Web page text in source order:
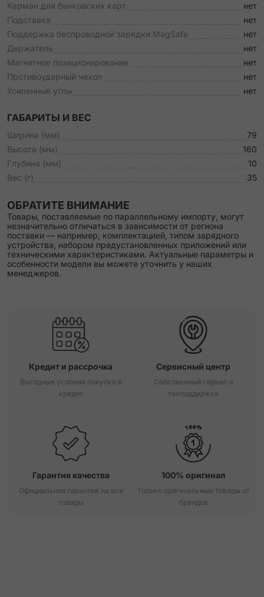
Карман для банковских карт
нет
Подставка
нет
Поддержка беспроводной зарядки MagSafe
нет
Держатель
нет
Магнитное позиционирование
нет
Противоударный чехол
нет
Усиленные углы
нет
ГАБАРИТЫ И ВЕС
Ширина (мм)
79
Высота (мм)
160
Глубина (мм)
10
Вес (г)
35
ОБРАТИТЕ ВНИМАНИЕ
Товары, поставляемые по параллельному импорту, могут
незначительно отличаться в зависимости от региона
поставки — например, комплектацией, типом зарядного
устройства, набором предустановленных приложений или
техническими характеристиками. Актуальные параметры и
особенности модели вы можете уточнить у наших
менеджеров.
Кредит и рассрочка
Выгодные условия покупки в
кредит
Сервисный центр
Собственный сервис и
техподдержка
Гарантия качества
Официальная гарантия на все
товары
100% оригинал
Только оригинальные товары от
брендов